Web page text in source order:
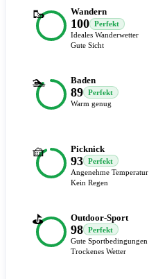
🥾 Wandern
100
Perfekt
Ideales Wanderwetter
Gute Sicht
🏊 Baden
89
Perfekt
Warm genug
🧺 Picknick
93
Perfekt
Angenehme Temperatur
Kein Regen
⛳ Outdoor-Sport
98
Perfekt
Gute Sportbedingungen
Trockenes Wetter